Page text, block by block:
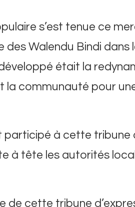
s’est tenue ce
des Walendu Bindi dans
était la
la communauté pour
participé à cette tribune
à tête les autorités
de cette tribune